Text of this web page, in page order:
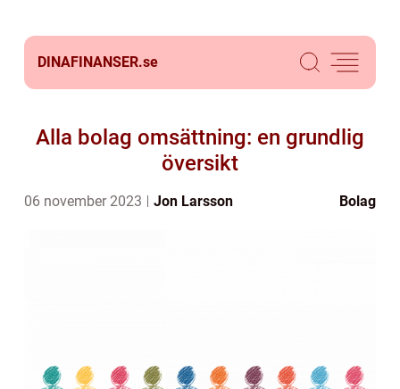
DINAFINANSER.se
Alla bolag omsättning: en grundlig
översikt
06 november 2023 Jon Larsson Bolag